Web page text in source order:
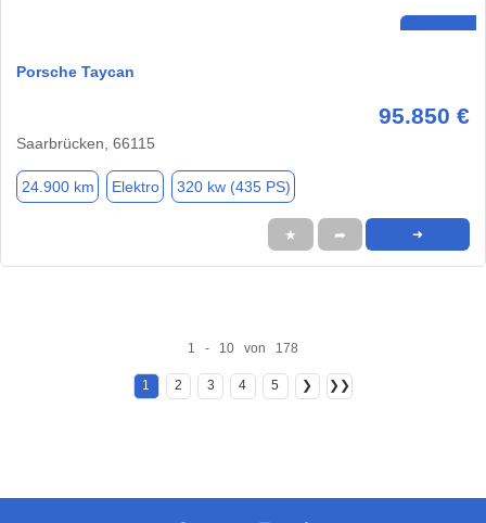
Porsche Taycan
95.850 €
Saarbrücken, 66115
24.900 km Elektro 320 kw (435 PS)
★ ➦ ➜
1 - 10 von 178
1 2 3 4 5 ❯ ❯❯